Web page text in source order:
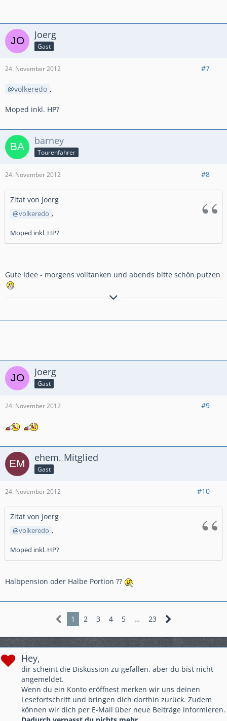
Joerg
Gast
24. November 2012 #7
volkeredo ,
Moped inkl. HP?
barney
Tourenfahrer
24. November 2012 #8
Zitat von Joerg
volkeredo ,
Moped inkl. HP?
Gute Idee - morgens volltanken und abends bitte schön putzen
Grüßle Barney
Joerg
Gast
24. November 2012 #9
ehem. Mitglied
Gast
24. November 2012 #10
Zitat von Joerg
volkeredo ,
Moped inkl. HP?
Halbpension oder Halbe Portion ??
1 2 3 4 5 … 23
Hey,
dir scheint die Diskussion zu gefallen, aber du bist nicht
angemeldet.
Wenn du ein Konto eröffnest merken wir uns deinen
Lesefortschritt und bringen dich dorthin zurück. Zudem
können wir dich per E-Mail über neue Beiträge informieren.